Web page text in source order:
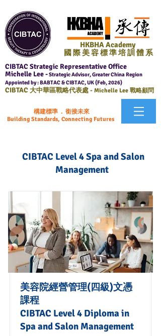
HKBHA Academy
國 際 美 容 標 準 培 訓 體 系
CIBTAC Strategic Representative Office
Michelle Lee -Strategic Advisor, Greater China Region
Appointed by : BABTAC & CIBTAC, UK (Feb, 2026)
CIBTAC大中華區戰略代表處 - Michelle Lee 戰略顧問
構建標準 . 銜接未來
Building Standards, Connecting Futures
CIBTAC Level 4 Spa and Salon
Management
美容院經營管理(四級)文憑
課程
CIBTAC Level 4 Diploma in
Spa and Salon Management